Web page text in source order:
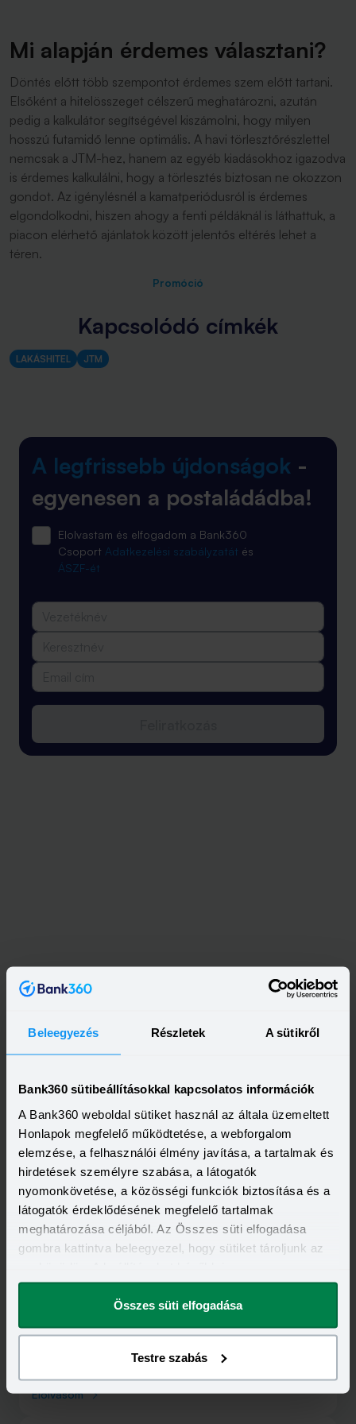
Beleegyezés Részletek A sütikről
Bank360 sütibeállításokkal kapcsolatos információk
A Bank360 weboldal sütiket használ az általa üzemeltett
Honlapok megfelelő működtetése, a webforgalom
elemzése, a felhasználói élmény javítása, a tartalmak és
hirdetések személyre szabása, a látogatók
nyomonkövetése, a közösségi funkciók biztosítása és a
látogatók érdeklődésének megfelelő tartalmak
meghatározása céljából. Az Összes süti elfogadása
gombra kattintva beleegyezel, hogy sütiket tároljunk az
megváltoztathatod.
Összes süti elfogadása
Testre szabás
Mi alapján érdemes választani?
Döntés előtt több szempontot érdemes szem előtt tartani.
Elsőként a hitelösszeget célszerű meghatározni, azután
pedig a kalkulátor segítségével kiszámolni, hogy milyen
hosszú futamidő lenne optimális. A havi törlesztőrészlettel
nemcsak a JTM-hez, hanem az egyéb kiadásokhoz igazodva
is érdemes kalkulálni, hogy a törlesztés biztosan ne okozzon
gondot. Az igénylésnél a kamatperiódusról is érdemes
elgondolkodni, hiszen ahogy a fenti példáknál is láthattuk, a
piacon elérhető ajánlatok között jelentős eltérés lehet a
téren.
Promóció
Kapcsolódó címkék
LAKÁSHITEL JTM
A legfrissebb újdonságok -
egyenesen a postaládádba!
Elolvastam és elfogadom a Bank360
Csoport Adatkezelési szabályzatát és
ÁSZF-ét
Kapcsolódó cikkek
Mennyi jövedelem kell 10 millió forint
Mielőtt hitelt vennénk fel, mindenképpen ki kell
számolnunk, hogy milyen terhelést jelentene számunkra
az összeg törlesztése. Bizonyos terhelés felett ugyanis a
Elolvasom